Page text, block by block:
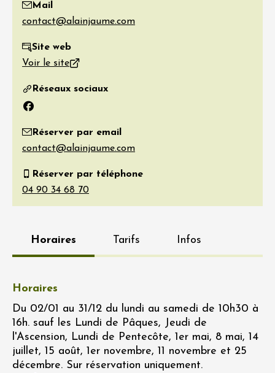
Mail
Site web
Voir le site
Réseaux sociaux
Facebook
Réserver par email
Réserver par téléphone
Horaires Tarifs Infos
Horaires
Du 02/01 au 31/12 du lundi au samedi de 10h30 à
16h. sauf les Lundi de Pâques, Jeudi de
l'Ascension, Lundi de Pentecôte, 1er mai, 8 mai, 14
juillet, 15 août, 1er novembre, 11 novembre et 25
décembre. Sur réservation uniquement.